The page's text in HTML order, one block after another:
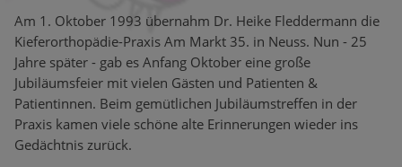
Am 1. Oktober 1993 übernahm Dr. Heike Fleddermann die
Kieferorthopädie-Praxis Am Markt 35. in Neuss. Nun - 25
Jahre später - gab es Anfang Oktober eine große
Jubiläumsfeier mit vielen Gästen und Patienten &
Patientinnen. Beim gemütlichen Jubiläumstreffen in der
Praxis kamen viele schöne alte Erinnerungen wieder ins
Gedächtnis zurück.